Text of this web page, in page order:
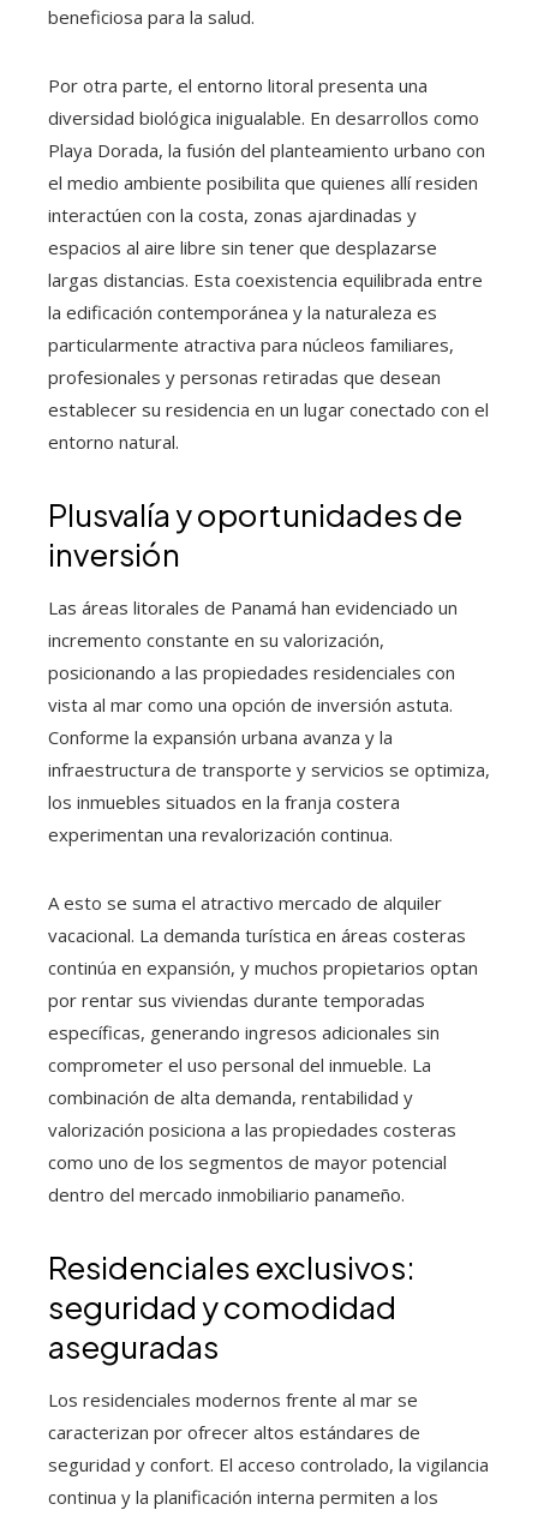
beneficiosa para la salud.
Por otra parte, el entorno litoral presenta una
diversidad biológica inigualable. En desarrollos como
Playa Dorada, la fusión del planteamiento urbano con
el medio ambiente posibilita que quienes allí residen
interactúen con la costa, zonas ajardinadas y
espacios al aire libre sin tener que desplazarse
largas distancias. Esta coexistencia equilibrada entre
la edificación contemporánea y la naturaleza es
particularmente atractiva para núcleos familiares,
profesionales y personas retiradas que desean
establecer su residencia en un lugar conectado con el
entorno natural.
Plusvalía y oportunidades de
inversión
Las áreas litorales de Panamá han evidenciado un
incremento constante en su valorización,
posicionando a las propiedades residenciales con
vista al mar como una opción de inversión astuta.
Conforme la expansión urbana avanza y la
infraestructura de transporte y servicios se optimiza,
los inmuebles situados en la franja costera
experimentan una revalorización continua.
A esto se suma el atractivo mercado de alquiler
vacacional. La demanda turística en áreas costeras
continúa en expansión, y muchos propietarios optan
por rentar sus viviendas durante temporadas
específicas, generando ingresos adicionales sin
comprometer el uso personal del inmueble. La
combinación de alta demanda, rentabilidad y
valorización posiciona a las propiedades costeras
como uno de los segmentos de mayor potencial
dentro del mercado inmobiliario panameño.
Residenciales exclusivos:
seguridad y comodidad
aseguradas
Los residenciales modernos frente al mar se
caracterizan por ofrecer altos estándares de
seguridad y confort. El acceso controlado, la vigilancia
continua y la planificación interna permiten a los